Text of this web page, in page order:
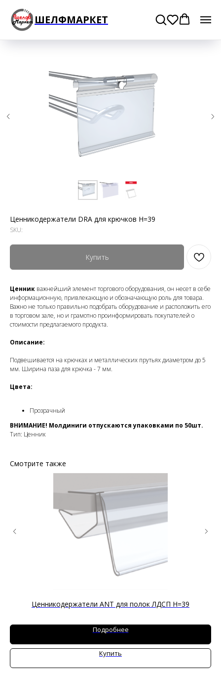
ШЕЛФМАРКЕТ
Ценникодержатели DRA для крючков H=39
SKU:
Купить
Ценник важнейший элемент торгового оборудования, он несет в себе
информационную, привлекающую и обозначающую роль для товара.
Важно не только правильно подобрать оборудование и расположить его
в торговом зале, но и грамотно проинформировать покупателей о
стоимости предлагаемого продукта.
Описание:
Подвешивается на крючках и металлических прутьях диаметром до 5
мм. Ширина паза для крючка - 7 мм.
Цвета:
Прозрачный
ВНИМАНИЕ! Молдиниги отпускаются упаковками по 50шт.
Тип: Ценник
Смотрите также
Ценникодержатели ANT для полок ЛДСП H=39
Подробнее
Купить